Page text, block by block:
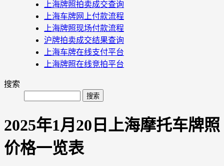
上海牌照拍卖成交查询
上海车牌网上付款流程
上海牌照现场付款流程
沪牌拍卖成交结果查询
上海车牌在线支付平台
上海牌照在线竞拍平台
搜索
2025年1月20日上海摩托车牌照
价格一览表